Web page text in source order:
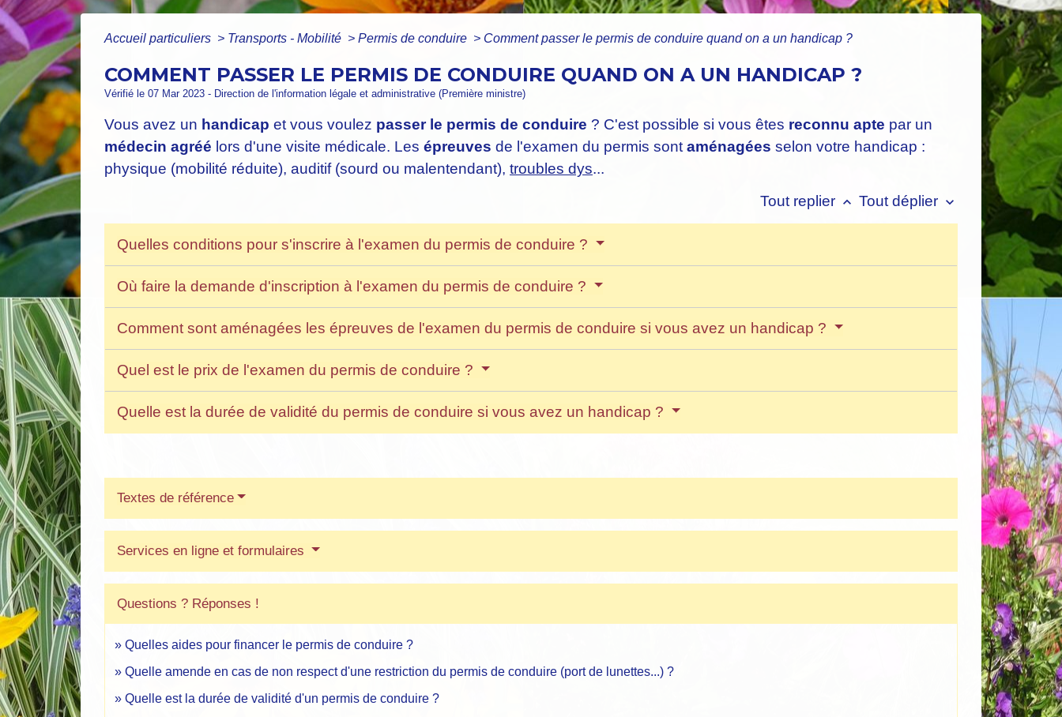
Accueil particuliers > Transports - Mobilité > Permis de conduire > Comment passer le permis de conduire quand on a un handicap ?
COMMENT PASSER LE PERMIS DE CONDUIRE QUAND ON A UN HANDICAP ?
Vérifié le 07 Mar 2023 - Direction de l'information légale et administrative (Première ministre)
Vous avez un handicap et vous voulez passer le permis de conduire ? C'est possible si vous êtes reconnu apte par un
médecin agréé lors d'une visite médicale. Les épreuves de l'examen du permis sont aménagées selon votre handicap :
physique (mobilité réduite), auditif (sourd ou malentendant), troubles dys...
Tout replier keyboard_arrow_up Tout déplier keyboard_arrow_down
Quelles conditions pour s'inscrire à l'examen du permis de conduire ?
Où faire la demande d'inscription à l'examen du permis de conduire ?
Comment sont aménagées les épreuves de l'examen du permis de conduire si vous avez un handicap ?
Quel est le prix de l'examen du permis de conduire ?
Quelle est la durée de validité du permis de conduire si vous avez un handicap ?
Textes de référence
Services en ligne et formulaires
Questions ? Réponses !
Quelles aides pour financer le permis de conduire ?
Quelle amende en cas de non respect d'une restriction du permis de conduire (port de lunettes...) ?
Quelle est la durée de validité d'un permis de conduire ?